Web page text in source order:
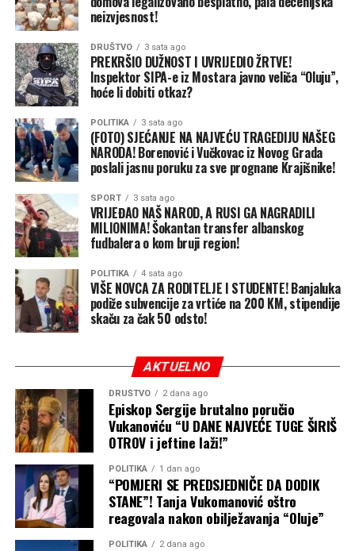
pokuša da povrati inicijativu na frontu. Za sada, i
Ukrajina i Rusija ostaju posvećene agresivnim vojnim
strategijama.
Putinova taktika i glavni cilj
Neposredni problem Ukrajine jeste to što se oslanja na
ograničene zalihe američkih PVO sistema „patriot” –
jedinu pouzdanu odbranu od ruskih raketa – kako bi
zaštitila svoje gradove i vojne linije snabdijevanja.
Premještanje „patriota” radi odbrane luka bilo bi i
preskupo i izuzetno rizično. Svjesna toga, Rusija će
nastaviti da gađa luke raketama i dronovima, ne
ostavljajući osiguravajućim kućama razlog da smanje
premije, a brodovlasnicima motiv da se vrate.
Pored toga što smanjuje prihode Kijeva i njegovu
sposobnost da finansira rat, Moskva se nada da će
skokom cijena hrane na globalnom nivou oslabiti i
četvrtinu uvoza pšenice za Egipat i oko 18 procenata za
Indoneziju. Takođe je najveći dobavljač kukuruza za
Evropsku uniju, pokriva čak 92 odsto njenog uvoza
suncokretovog ulja i ostaje ključni izvor stočne hrane i
biljnih ulja.
Putin računa na to da će poskupljenje hrane – u
trenutku kada američki rat sa Iranom već podiže cijene
nafte i svega ostalog – primorati ukrajinske trgovinske
partnere, prije svega u Evropi, da pritisnu Kijev da
neizvjesnost!
DRUŠTVO 3 sata ago
PREKRŠIO DUŽNOST I UVRIJEDIO ŽRTVE!
Inspektor SIPA-e iz Mostara javno veliča “Oluju”,
hoće li dobiti otkaz?
POLITIKA 3 sata ago
(FOTO) SJEĆANJE NA NAJVEĆU TRAGEDIJU NAŠEG
NARODA! Borenović i Vučkovac iz Novog Grada
poslali jasnu poruku za sve prognane Krajišnike!
SPORT 3 sata ago
VRIJEĐAO NAŠ NAROD, A RUSI GA NAGRADILI
MILIONIMA! Šokantan transfer albanskog
fudbalera o kom bruji region!
POLITIKA 4 sata ago
VIŠE NOVCA ZA RODITELJE I STUDENTE! Banjaluka
podiže subvencije za vrtiće na 200 KM, stipendije
skaču za čak 50 odsto!
AKTUELNO
DRUŠTVO 2 dana ago
Episkop Sergije brutalno poručio
Vukanoviću “U DANE NAJVEĆE TUGE ŠIRIŠ
OTROV i jeftine laži!”
POLITIKA 1 dan ago
“POMJERI SE PREDSJEDNIČE DA DODIK
STANE”! Tanja Vukomanović oštro
reagovala nakon obilježavanja “Oluje”
POLITIKA 2 dana ago